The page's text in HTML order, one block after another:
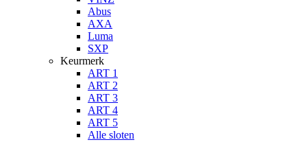
Abus
AXA
Luma
SXP
Keurmerk
ART 1
ART 2
ART 3
ART 4
ART 5
Alle sloten